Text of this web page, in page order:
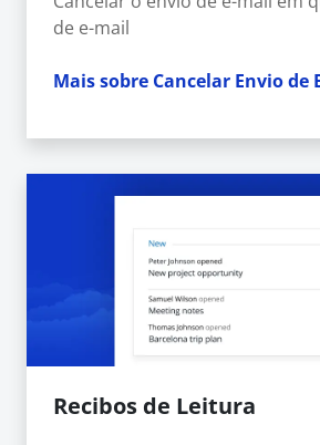
de e-mail
Mais sobre Cancelar Envio de
Recibos de Leitura